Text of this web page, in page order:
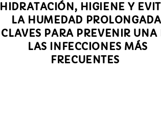
HIDRATACIÓN, HIGIENE Y
LA HUMEDAD
CLAVES PARA PREVENIR UNA
LAS INFECCIONES MÁS
FRECUENTES